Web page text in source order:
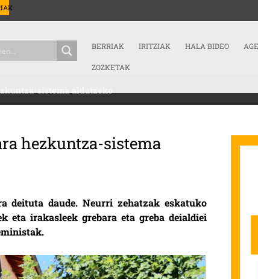
BERRIAK IRITZIAK HALA BIDEO
ZOZKETAK
sistema aldatzeko
hezkuntza-sistema
ETA IKASLEAK, GREBA FEMINISTARA HEZKUNTZA-SISTEMA ALDATZEKO
deituta daude. Neurri zehatzak eskatuko
eta irakasleek grebara eta greba deialdiei